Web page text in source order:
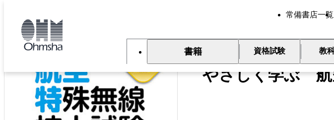
常備書店一覧
書籍 資格試験 教
新刊
やさしく学ぶ 航